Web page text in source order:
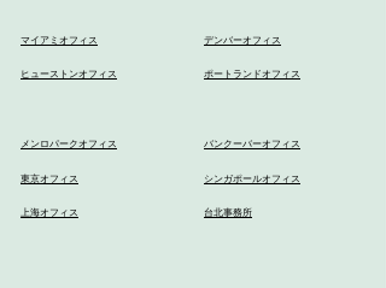
マイアミオフィス
ヒューストンオフィス
メンロパークオフィス
東京オフィス
上海オフィス
デンバーオフィス
ポートランドオフィス
バンクーバーオフィス
シンガポールオフィス
台北事務所